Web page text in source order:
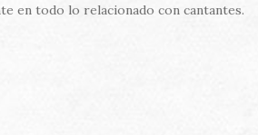
en todo lo relacionado con cantantes.